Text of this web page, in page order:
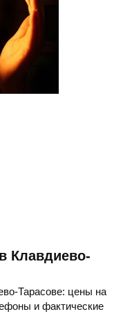
Клавдиево-
Тарасове: цены на
и фактические